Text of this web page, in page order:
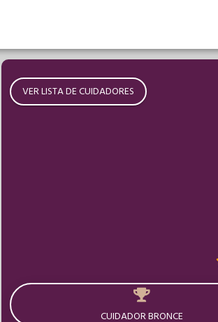
VER LISTA DE CUIDADORES
CUIDADOR BRONCE